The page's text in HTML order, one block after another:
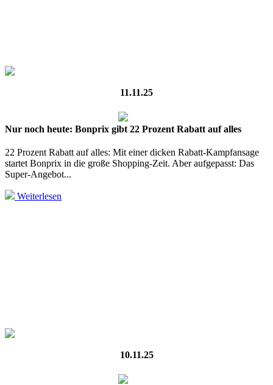
11.11.25
Nur noch heute: Bonprix gibt 22 Prozent Rabatt auf alles
22 Prozent Rabatt auf alles: Mit einer dicken Rabatt-Kampfansage
startet Bonprix in die große Shopping-Zeit. Aber aufgepasst: Das
Super-Angebot...
Weiterlesen
10.11.25